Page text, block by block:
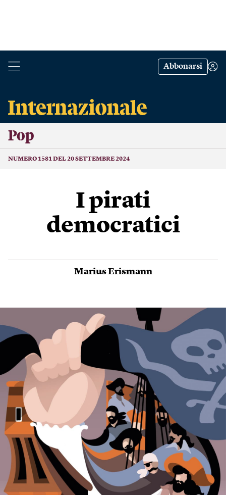
Abbonarsi
Pop
NUMERO 1581 DEL 20 SETTEMBRE 2024
I pirati
democratici
Marius Erismann